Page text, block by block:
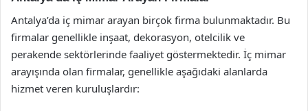
Antalya’da iç mimar arayan birçok firma bulunmaktadır. Bu
firmalar genellikle inşaat, dekorasyon, otelcilik ve
perakende sektörlerinde faaliyet göstermektedir. İç mimar
arayışında olan firmalar, genellikle aşağıdaki alanlarda
hizmet veren kuruluşlardır: